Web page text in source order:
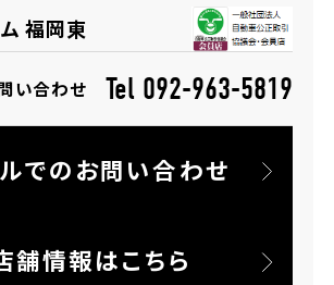
福岡東
い合わせ Tel 092-963-5819
でのお問い合わせ
舗情報はこちら
ーム 郡山
ーム 大田
ーム 豊橋
ーム 名古屋上小田井
ーム 京都伏見
ーム 京都右京
ーム 徳島
ーム 熊本